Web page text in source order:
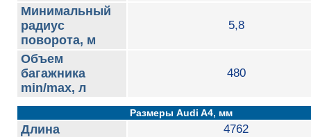
Минимальный
радиус
поворота, м
5,8
Объем
багажника
min/max, л
480
Размеры Audi A4, мм
Длина 4762